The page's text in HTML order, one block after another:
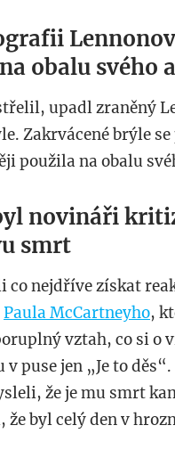
obalu svého
upadl zraněný
Zakrvácené brýle
použila na obalu
novináři
smrt
nejdříve získat
Paula McCartneyho,
vztah, co si o
puse jen „Je to
že je mu smrt
byl celý den v